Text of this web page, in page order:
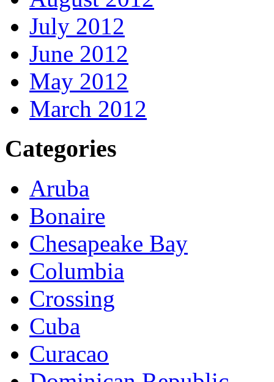
July 2012
June 2012
May 2012
March 2012
Categories
Aruba
Bonaire
Chesapeake Bay
Columbia
Crossing
Cuba
Curacao